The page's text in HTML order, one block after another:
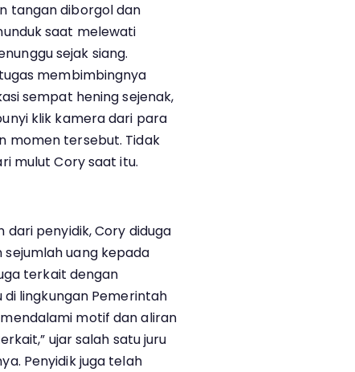
tangan diborgol dan
saat melewati
sejak siang.
membimbingnya
sempat hening sejenak,
klik kamera dari para
momen tersebut. Tidak
mulut Cory saat itu.
penyidik, Cory diduga
uang kepada
terkait dengan
lingkungan Pemerintah
motif dan aliran
ujar salah satu juru
Penyidik juga telah